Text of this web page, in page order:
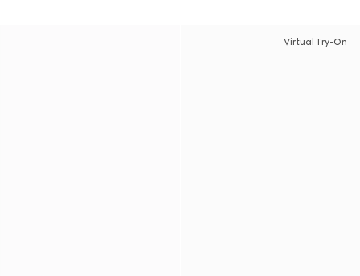
Virtual Try-On